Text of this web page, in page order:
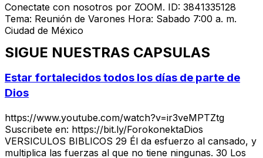
Conectate con nosotros por ZOOM. ID: 3841335128
Tema: Reunión de Varones Hora: Sabado 7:00 a. m.
Ciudad de México
SIGUE NUESTRAS CAPSULAS
Estar fortalecidos todos los días de parte de
Dios
https://www.youtube.com/watch?v=ir3veMPTZtg
Suscribete en: https://bit.ly/ForokonektaDios
VERSICULOS BIBLICOS 29 Él da esfuerzo al cansado, y
multiplica las fuerzas al que no tiene ningunas. 30 Los